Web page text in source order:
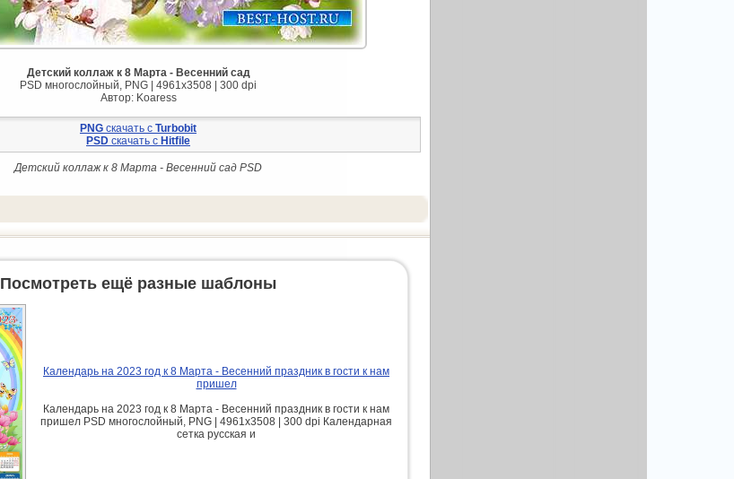
Детский коллаж к 8 Марта - Весенний сад
PSD многослойный, PNG | 4961x3508 | 300 dpi
Автор: Koaress
PNG cкачать с Turbobit
PSD cкачать с Hitfile
Детский коллаж к 8 Марта - Весенний сад PSD
Посмотреть ещё разные шаблоны
Календарь на 2023 год к 8 Марта - Весенний праздник в гости к нам
пришел
Календарь на 2023 год к 8 Марта - Весенний праздник в гости к нам
пришел PSD многослойный, PNG | 4961x3508 | 300 dpi Календарная
сетка русская и